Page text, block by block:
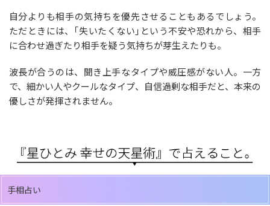
自分よりも相手の気持ちを優先させることもあるでしょう。
ただときには、｢失いたくない｣という不安や恐れから、相手
に合わせ過ぎたり相手を疑う気持ちが芽生えたりも。
波長が合うのは、聞き上手なタイプや威圧感がない人。一方
で、細かい人やクールなタイプ、自信過剰な相手だと、本来の
優しさが発揮されません。
手相占い